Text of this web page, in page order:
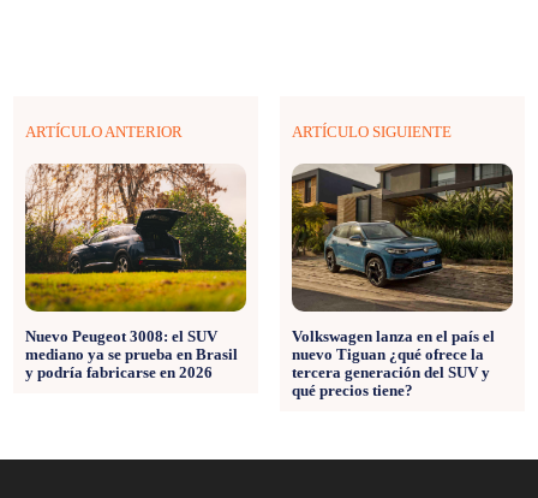
ARTÍCULO ANTERIOR
Nuevo Peugeot 3008: el SUV
mediano ya se prueba en Brasil
y podría fabricarse en 2026
ARTÍCULO SIGUIENTE
Volkswagen lanza en el país el
nuevo Tiguan ¿qué ofrece la
tercera generación del SUV y
qué precios tiene?